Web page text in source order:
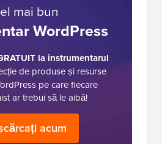
mai bun
WordPress
la instrumentarul
de produse și resurse
pe care fiecare
ar trebui să le aibă!
acum